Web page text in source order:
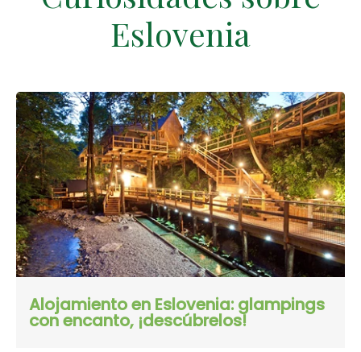
Eslovenia
Alojamiento en Eslovenia: glampings
con encanto, ¡descúbrelos!